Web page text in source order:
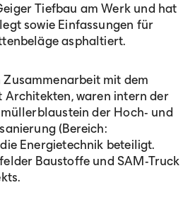
Tiefbau am Werk und hat
sowie Einfassungen für
asphaltiert.
Zusammenarbeit mit dem
waren intern der
der Hoch- und
(Bereich:
Energietechnik beteiligt.
Baustoffe und SAM-Truck